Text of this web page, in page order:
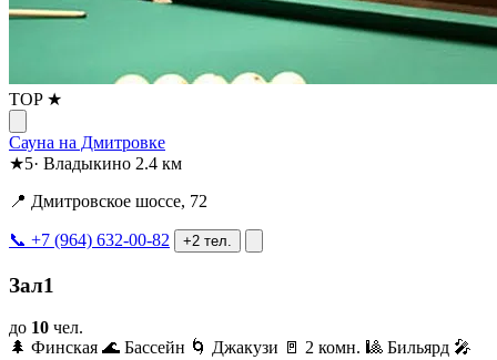
TOP ★
Сауна на Дмитровке
★5· Владыкино 2.4 км
📍 Дмитровское шоссе, 72
📞 +7 (964) 632-00-82 +2 тел.
Зал1
до 10 чел.
🌲 Финская 🌊 Бассейн 🌀 Джакузи 🚪 2 комн. 🎱 Бильярд 🎤